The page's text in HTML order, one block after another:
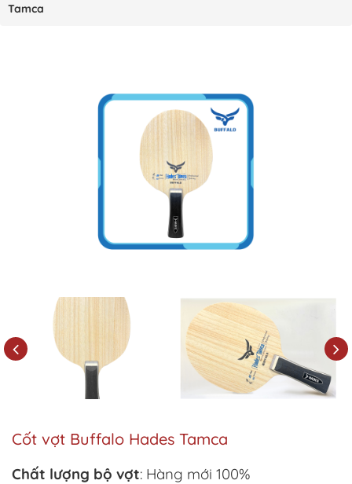
Tamca
Cốt vợt Buffalo Hades Tamca
Chất lượng bộ vợt: Hàng mới 100%